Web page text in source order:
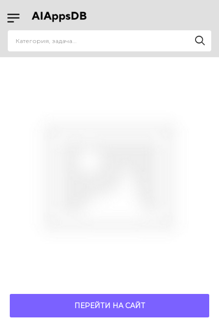
ПЕРЕЙТИ НА САЙТ